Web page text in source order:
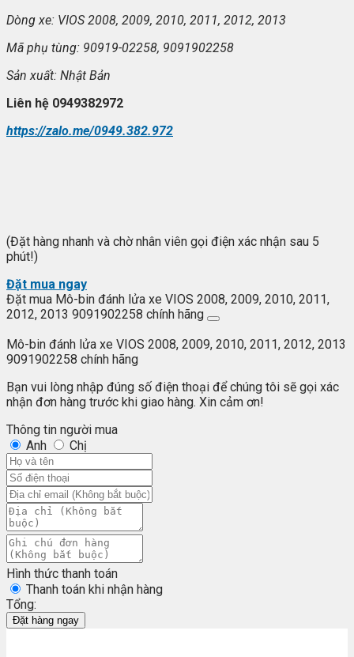
Dòng xe: VIOS 2008, 2009, 2010, 2011, 2012, 2013
Mã phụ tùng: 90919-02258, 9091902258
Sản xuất: Nhật Bản
Liên hệ 0949382972
https://zalo.me/0949.382.972
(Đặt hàng nhanh và chờ nhân viên gọi điện xác nhận sau 5
phút!)
Đặt mua ngay
Đặt mua Mô-bin đánh lửa xe VIOS 2008, 2009, 2010, 2011,
2012, 2013 9091902258 chính hãng
Mô-bin đánh lửa xe VIOS 2008, 2009, 2010, 2011, 2012, 2013
9091902258 chính hãng
Bạn vui lòng nhập đúng số điện thoại để chúng tôi sẽ gọi xác
nhận đơn hàng trước khi giao hàng. Xin cảm ơn!
Thông tin người mua
Anh
Chị
Hình thức thanh toán
Thanh toán khi nhận hàng
Tổng:
Đặt hàng ngay